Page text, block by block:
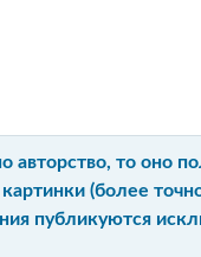
то оно
(более
публикуются